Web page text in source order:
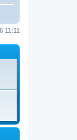
11:11